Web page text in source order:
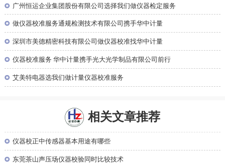
◎ 广州恒运企业集团股份有限公司选择我们做仪器检定服务
◎ 做仪器校准服务通规检测技术有限公司携手华中计量
◎ 深圳市美德精密科技有限公司做仪器校准找华中计量
◎ 仪器校准服务 华中计量携手光大光学制品有限公司前行
◎ 艾美特电器选我们做计量仪器校准服务
相关文章推荐
◎ 仪器校正中传感器基本用途有哪些
◎ 东莞茶山声压场仪器校验同时比较技术